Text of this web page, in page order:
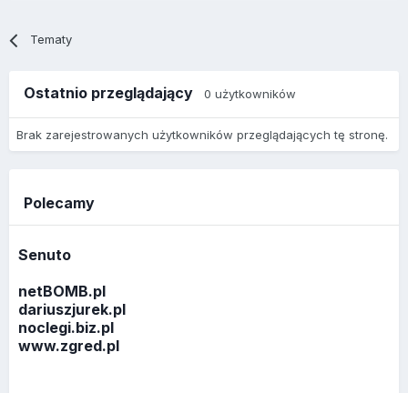
Tematy
Ostatnio przeglądający 0 użytkowników
Brak zarejestrowanych użytkowników przeglądających tę stronę.
Polecamy
Senuto
netBOMB.pl
dariuszjurek.pl
noclegi.biz.pl
www.zgred.pl